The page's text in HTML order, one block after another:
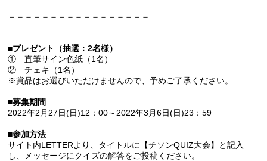
＝＝＝＝＝＝＝＝＝＝＝＝＝＝＝＝＝
■プレゼント（抽選：2名様）
① 直筆サイン色紙（1名）
② チェキ（1名）
※賞品はお選びいただけませんので、予めご了承ください。
■募集期間
2022年2月27日(日)12：00～2022年3月6日(日)23：59
■参加方法
サイト内LETTERより、タイトルに【チソンQUIZ大会】と記入
し、メッセージにクイズの解答をご投稿ください。